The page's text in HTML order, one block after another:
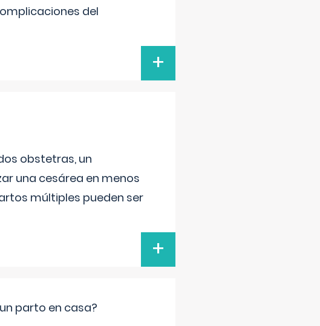
del
+
obstetras, un
una cesárea en menos
múltiples pueden ser
+
parto en casa?